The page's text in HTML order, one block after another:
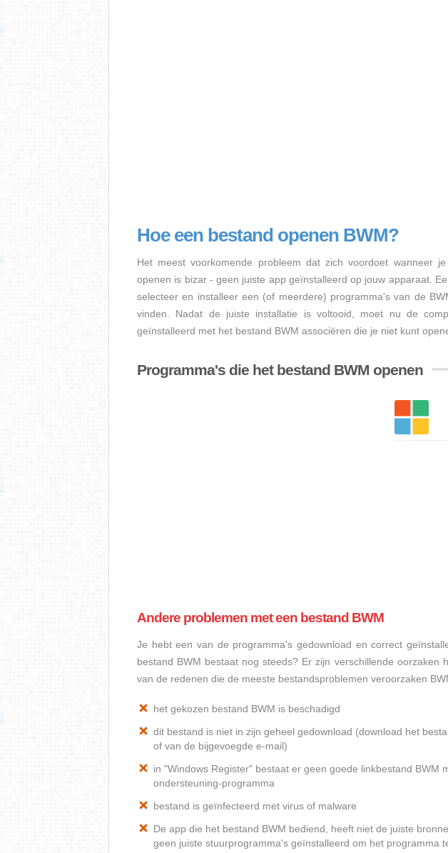
Hoe een bestand openen BWM?
Het meest voorkomende probleem dat zich voordoet wanneer
openen is bizar - geen juiste app geïnstalleerd op jouw apparaat.
selecteer en installeer een (of meerdere) programma's van de
vinden. Nadat de juiste installatie is voltooid, moet nu de
geïnstalleerd met het bestand BWM associëren die je niet kunt
Programma's die het bestand BWM openen
Andere problemen met een bestand BWM
Je hebt een van de programma's gedownload en correct
bestand BWM bestaat nog steeds? Er zijn verschillende oorzaken
van de redenen die de meeste bestandsproblemen veroorzaken
het gekozen bestand BWM is beschadigd
dit bestand is niet in zijn geheel gedownload (download het
of van de bijgevoegde e-mail)
in "Windows Register" bestaat er geen goede linkbestand BWM
ondersteuning-programma
bestand is geïnfecteerd met virus of malware
De app die het bestand BWM bediend, heeft niet de juiste
geen juiste stuurprogramma's geïnstalleerd om het programma